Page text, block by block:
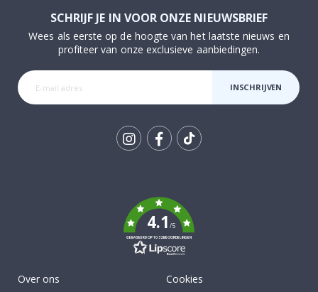
SCHRIJF JE IN VOOR ONZE NIEUWSBRIEF
Wees als eerste op de hoogte van het laatste nieuws en
profiteer van onze exclusieve aanbiedingen.
INSCHRIJVEN
4.1/5
GEBASEERD OP 1032 BEOORDELINGEN
Over ons
Cookies